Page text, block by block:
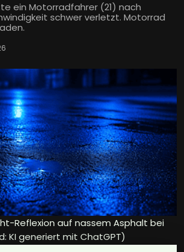
ein Motorradfahrer (21) nach
schwer verletzt. Motorrad
Reflexion auf nassem Asphalt bei
KI generiert mit ChatGPT)